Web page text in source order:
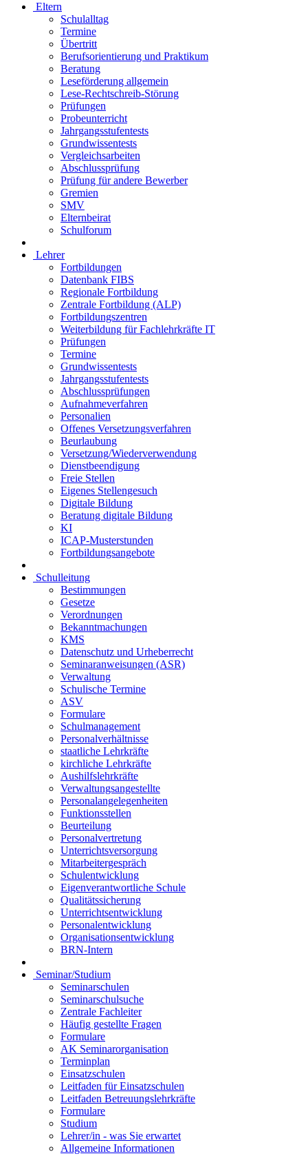
Eltern
Schulalltag
Termine
Übertritt
Berufsorientierung und Praktikum
Beratung
Leseförderung allgemein
Lese-Rechtschreib-Störung
Prüfungen
Probeunterricht
Jahrgangsstufentests
Grundwissentests
Vergleichsarbeiten
Abschlussprüfung
Prüfung für andere Bewerber
Gremien
SMV
Elternbeirat
Schulforum
Lehrer
Fortbildungen
Datenbank FIBS
Regionale Fortbildung
Zentrale Fortbildung (ALP)
Fortbildungszentren
Weiterbildung für Fachlehrkräfte IT
Prüfungen
Termine
Grundwissentests
Jahrgangsstufentests
Abschlussprüfungen
Aufnahmeverfahren
Personalien
Offenes Versetzungsverfahren
Beurlaubung
Versetzung/Wiederverwendung
Dienstbeendigung
Freie Stellen
Eigenes Stellengesuch
Digitale Bildung
Beratung digitale Bildung
KI
ICAP-Musterstunden
Fortbildungsangebote
Schulleitung
Bestimmungen
Gesetze
Verordnungen
Bekanntmachungen
KMS
Datenschutz und Urheberrecht
Seminaranweisungen (ASR)
Verwaltung
Schulische Termine
ASV
Formulare
Schulmanagement
Personalverhältnisse
staatliche Lehrkräfte
kirchliche Lehrkräfte
Aushilfslehrkräfte
Verwaltungsangestellte
Personalangelegenheiten
Funktionsstellen
Beurteilung
Personalvertretung
Unterrichtsversorgung
Mitarbeitergespräch
Schulentwicklung
Eigenverantwortliche Schule
Qualitätssicherung
Unterrichtsentwicklung
Personalentwicklung
Organisationsentwicklung
BRN-Intern
Seminar/Studium
Seminarschulen
Seminarschulsuche
Zentrale Fachleiter
Häufig gestellte Fragen
Formulare
AK Seminarorganisation
Terminplan
Einsatzschulen
Leitfaden für Einsatzschulen
Leitfaden Betreuungslehrkräfte
Formulare
Studium
Lehrer/in - was Sie erwartet
Allgemeine Informationen